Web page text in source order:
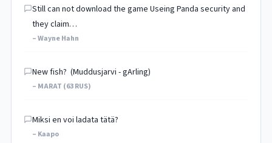
Still can not download the game Useing Panda security and
they claim…
– Wayne Hahn
New fish? (Muddusjarvi - gArling)
– MARAT (63 RUS)
Miksi en voi ladata tätä?
– Kaapo